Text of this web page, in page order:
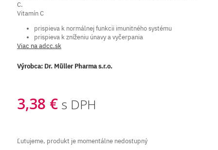
C.
Vitamín C
prispieva k normálnej funkcii imunitného systému
prispieva k zníženiu únavy a vyčerpania
Viac na adcc.sk
Výrobca: Dr. Müller Pharma s.r.o.
3,38 € s DPH
Ľutujeme, produkt je momentálne nedostupný